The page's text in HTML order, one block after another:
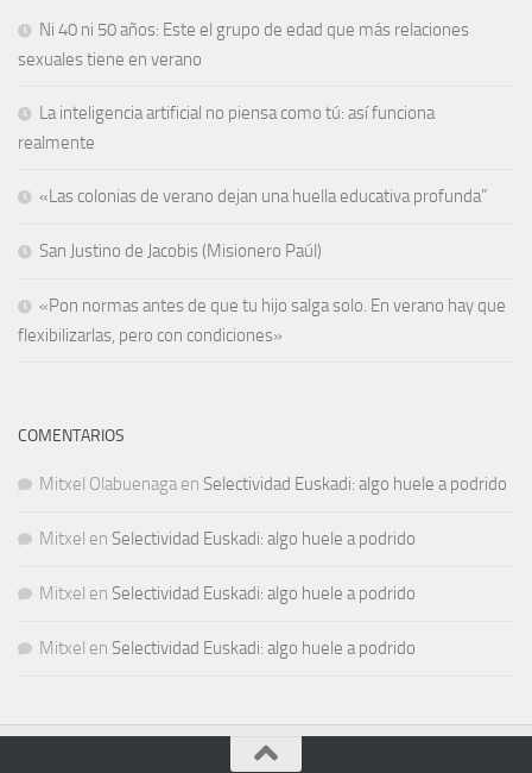
Ni 40 ni 50 años: Este el grupo de edad que más relaciones
sexuales tiene en verano
La inteligencia artificial no piensa como tú: así funciona
realmente
«Las colonias de verano dejan una huella educativa profunda”
San Justino de Jacobis (Misionero Paúl)
«Pon normas antes de que tu hijo salga solo. En verano hay que
flexibilizarlas, pero con condiciones»
COMENTARIOS
Mitxel Olabuenaga en Selectividad Euskadi: algo huele a podrido
Mitxel en Selectividad Euskadi: algo huele a podrido
Mitxel en Selectividad Euskadi: algo huele a podrido
Mitxel en Selectividad Euskadi: algo huele a podrido